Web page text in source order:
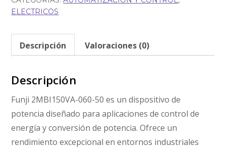
ELECTRICOS
Descripción Valoraciones (0)
Descripción
Funji 2MBI150VA-060-50 es un dispositivo de
potencia diseñado para aplicaciones de control de
energía y conversión de potencia. Ofrece un
rendimiento excepcional en entornos industriales